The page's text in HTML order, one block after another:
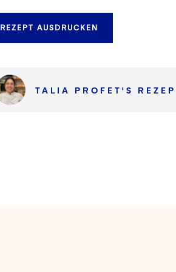
REZEPT AUSDRUCKEN
TALIA PROFET 'S